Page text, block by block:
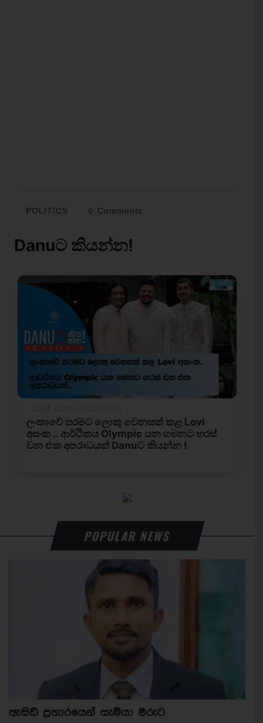
POLITICS 0 Comments
POPULAR NEWS
ඇසිඩ් ප්‍රහාරයෙන් සැමියා මරුට